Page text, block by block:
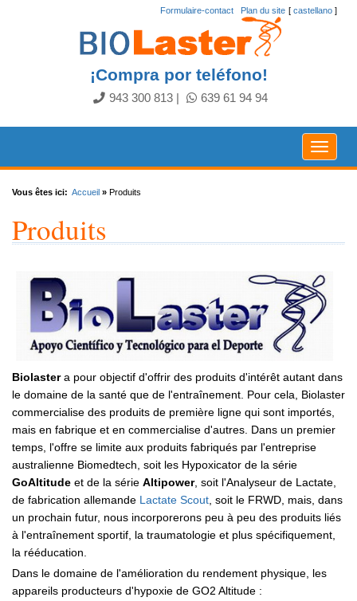
[ castellano ]
Formulaire-contact Plan du site
¡Compra por teléfono!
943 300 813 639 61 94 94
Toggle
Vous êtes ici: Accueil » Produits
Produits
Biolastera pour objectif d'offrir des produits d'intérêt autant dans
le domaine de la santé que de l'entraînement. Pour cela, Biolaster
commercialise des produits de première ligne qui sont importés,
mais en fabrique et en commercialise d'autres. Dans un premier
temps, l'offre se limite aux produits fabriqués par l'entreprise
australienne Biomedtech, soit les Hypoxicator de la série
GoAltitude et de la série Altipower, soit l'Analyseur de Lactate,
de fabrication allemande Lactate Scout , soit le FRWD, mais, dans
un prochain futur, nous incorporerons peu à peu des produits liés
à l'entraînement sportif, la traumatologie et plus spécifiquement,
la rééducation.
Dans le domaine de l'amélioration du rendement physique, les
appareils producteurs d'hypoxie de GO2 Altitude :